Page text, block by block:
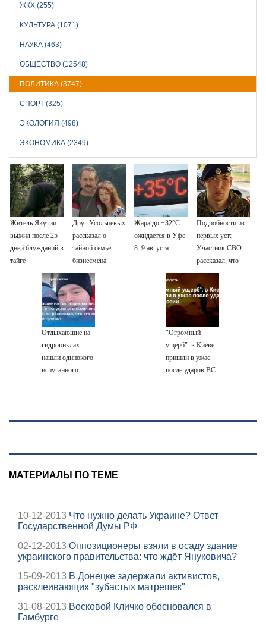
ЖКХ (255)
КУЛЬТУРА (1071)
НАУКА (463)
ОБЩЕСТВО (12548)
ПОЛИТИКА (3747)
СПОРТ (325)
ЭКОЛОГИЯ (498)
ЭКОНОМИКА (2349)
Житель Якутии
выжил после 25
дней блужданий в
тайге
Друг Усольцевых
рассказал о
тайной семье
бизнесмена
Жара до +32°C
ожидается в Уфе
8–9 августа
Подробности из
первых уст:
Участник СВО
рассказал, что
спасло его в
схватке с
медведем
Отдыхающие на
гидроциклах
нашли одинокого
испуганного
папа нырнул и
"Огромный
ущерб": в Киеве
пришли в ужас
после ударов ВС
МАТЕРИАЛЫ ПО ТЕМЕ
10-12-2013 Что нужно делать Украине? Ответ
Государственной Думы РФ
02-12-2013 Оппозиционеры взяли в осаду здание
украинского правительства: что ждёт Януковича?
15-09-2013 В Донецке задержали активистов,
расклеивающих "зубастых матрешек"
31-08-2013 Восковой Кличко обосновался в
Гамбурге